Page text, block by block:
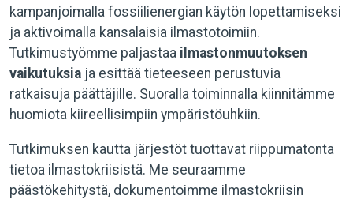
kampanjoimalla fossiilienergian käytön lopettamiseksi
ja aktivoimalla kansalaisia ilmastotoimiin.
Tutkimustyömme paljastaa ilmastonmuutoksen
vaikutuksia ja esittää tieteeseen perustuvia
ratkaisuja päättäjille. Suoralla toiminnalla kiinnitämme
huomiota kiireellisimpiin ympäristöuhkiin.
Tutkimuksen kautta järjestöt tuottavat riippumatonta
tietoa ilmastokriisistä. Me seuraamme
päästökehitystä, dokumentoimme ilmastokriisin